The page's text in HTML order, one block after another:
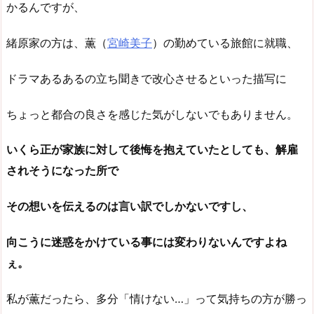
かるんですが、
緒原家の方は、薫（宮崎美子）の勤めている旅館に就職、
ドラマあるあるの立ち聞きで改心させるといった描写に
ちょっと都合の良さを感じた気がしないでもありません。
いくら正が家族に対して後悔を抱えていたとしても、解雇
されそうになった所で
その想いを伝えるのは言い訳でしかないですし、
向こうに迷惑をかけている事には変わりないんですよね
ぇ。
私が薫だったら、多分「情けない…」って気持ちの方が勝っ